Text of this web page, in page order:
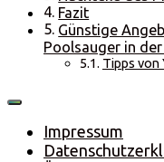
Fazit
Günstige
Poolsauger in
Tipps von
Impressum